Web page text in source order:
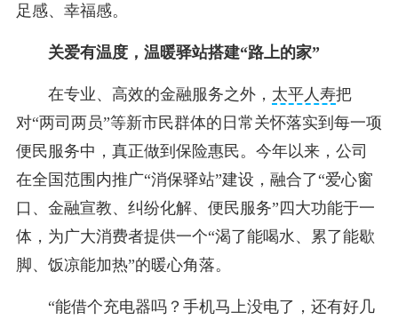
足感、幸福感。
关爱有温度，温暖驿站搭建“路上的家”
在专业、高效的金融服务之外， 太平人寿把
对“两司两员”等新市民群体的日常关怀落实到每一项
便民服务中，真正做到保险惠民。今年以来，公司
在全国范围内推广“消保驿站”建设，融合了“爱心窗
口、金融宣教、纠纷化解、便民服务”四大功能于一
体，为广大消费者提供一个“渴了能喝水、累了能歇
脚、饭凉能加热”的暖心角落。
“能借个充电器吗？手机马上没电了，还有好几